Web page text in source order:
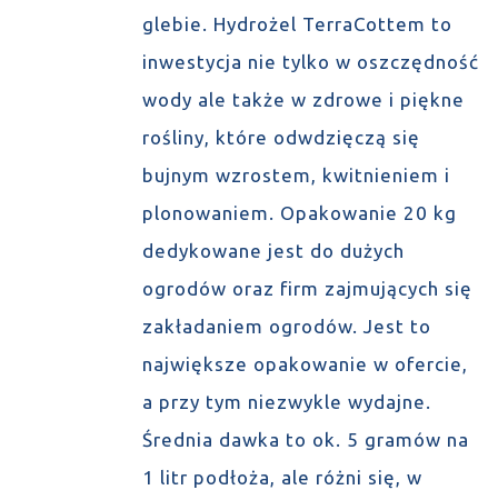
glebie. Hydrożel TerraCottem to
inwestycja nie tylko w oszczędność
wody ale także w zdrowe i piękne
rośliny, które odwdzięczą się
bujnym wzrostem, kwitnieniem i
plonowaniem. Opakowanie 20 kg
dedykowane jest do dużych
ogrodów oraz firm zajmujących się
zakładaniem ogrodów. Jest to
największe opakowanie w ofercie,
a przy tym niezwykle wydajne.
Średnia dawka to ok. 5 gramów na
1 litr podłoża, ale różni się, w